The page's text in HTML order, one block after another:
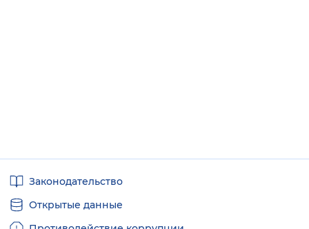
ссылкиЗаконодательство
Открытые данные